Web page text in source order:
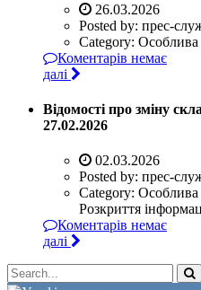
26.03.2026
Posted by: прес-
Category: Особлива
Коментарів немає
далі
Відомості про зміну
27.02.2026
02.03.2026
Posted by: прес-
Category: Особлива
Розкриття
Коментарів немає
далі